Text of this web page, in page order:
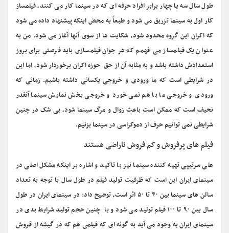
طول سال سه یا چهار برابر افراد حرفه ای که در سینما کار می کنند، فیلمساز
کار اول به سینما تزریق مى شود و طبعاً به محض اینکه پیشنهاد داده می شود
که اکران این گروه محدود شود، شکایت ها از سوی آنها آغاز می شود. من به
عنوان یک فیلمساز می فهمم که هر جوان فیلمسازى باید فرصتى براى بروز
استعدادش داشته باشد و به مثابه آن از حق حوزه اکران برخوردار شود، اما این
در شرایطی است که ما ورودی و خروجی یکسانی داشته باشیم. زمانی که
ورودی و خروجی ما با هم نمی خورد و خروجی بخش نمایش سینما آنقدر
نحیف است که ممکن است باعث زوال و مرگ سینما شود، بی شک در چنین
شرایطی نمی توانیم حرف از دموکراسی در سینما بزنیم.
فیلم های پرفروش و کم فروش ناراضی هستند
علی سرتیپی تهیه کننده سینما نیز با تاکید و اشاره بر اینکه مشکل اصلی در
سینمای ایران این است که ظرفیت تولید فیلم در طول سال با توجه به تعداد
سالن های سینما بین ۴۰ تا ۵۰ اثر است، توضیح داد: در سینمای ایران در طول
سال بین ۹۰ تا ۱۰۰ فیلم تولید می شود و با چنین حجم تولید شرایط بدی در
سینمای ایران به وجود می آید به گونه ای که فیلمی هم که در گیشه از فروش